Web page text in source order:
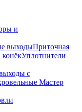
и
выходыПриточная
Уплотнители
с
Мастер